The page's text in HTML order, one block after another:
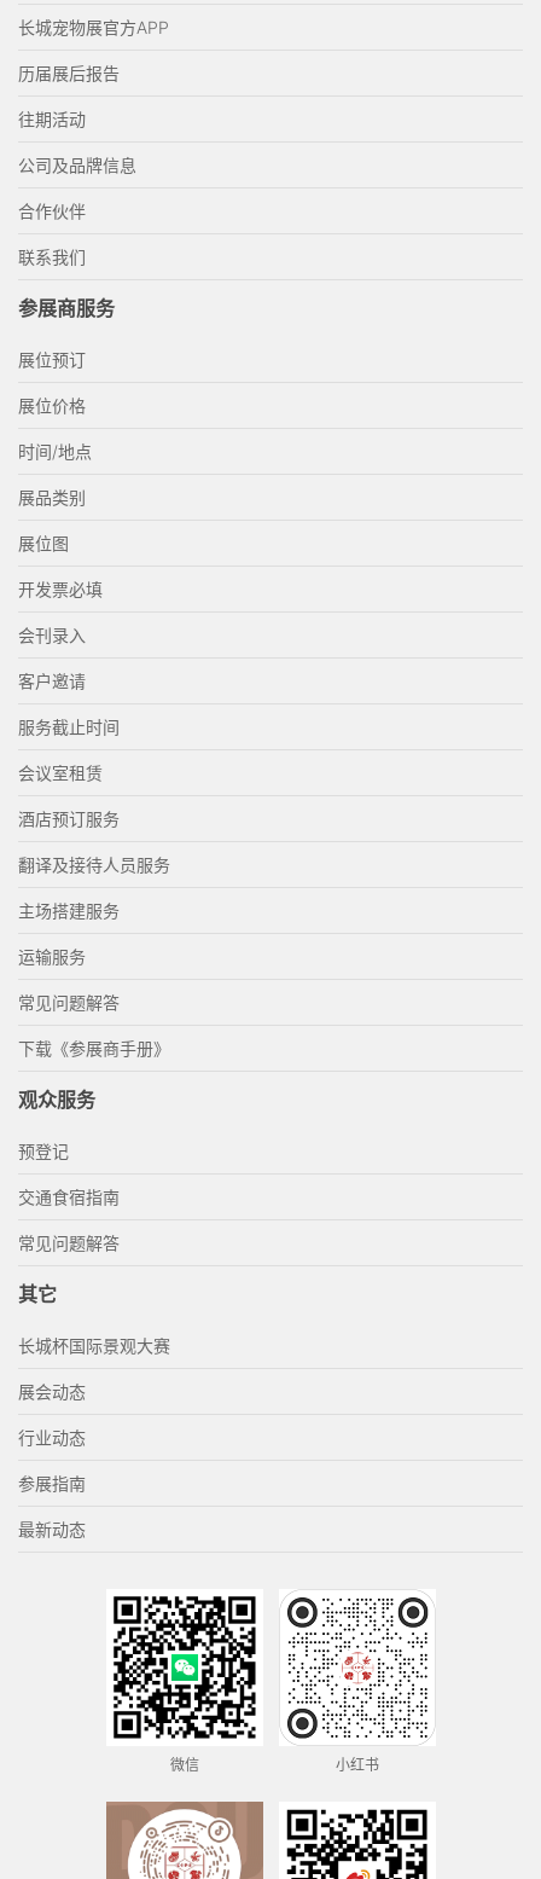
长城宠物展官方APP
历届展后报告
往期活动
公司及品牌信息
合作伙伴
联系我们
参展商服务
展位预订
展位价格
时间/地点
展品类别
展位图
开发票必填
会刊录入
客户邀请
服务截止时间
会议室租赁
酒店预订服务
翻译及接待人员服务
主场搭建服务
运输服务
常见问题解答
下载《参展商手册》
观众服务
预登记
交通食宿指南
常见问题解答
其它
长城杯国际景观大赛
展会动态
行业动态
参展指南
最新动态
微信 小红书